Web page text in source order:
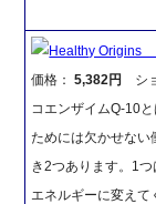
Healthy Origins
価格：5,382円
シ
コエンザイムQ-10
ためには欠かせない
き2つあります。1
エネルギーに変えて